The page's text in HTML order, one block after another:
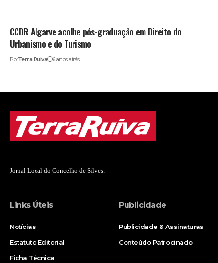
CCDR Algarve acolhe pós-graduação em Direito do
Urbanismo e do Turismo
PorTerra Ruiva 6 anos atrás
Jornal Local do Concelho de Silves.
Links Úteis
Notícias
Estatuto Editorial
Ficha Técnica
Publicidade
Publicidade & Assinaturas
Conteúdo Patrocinado